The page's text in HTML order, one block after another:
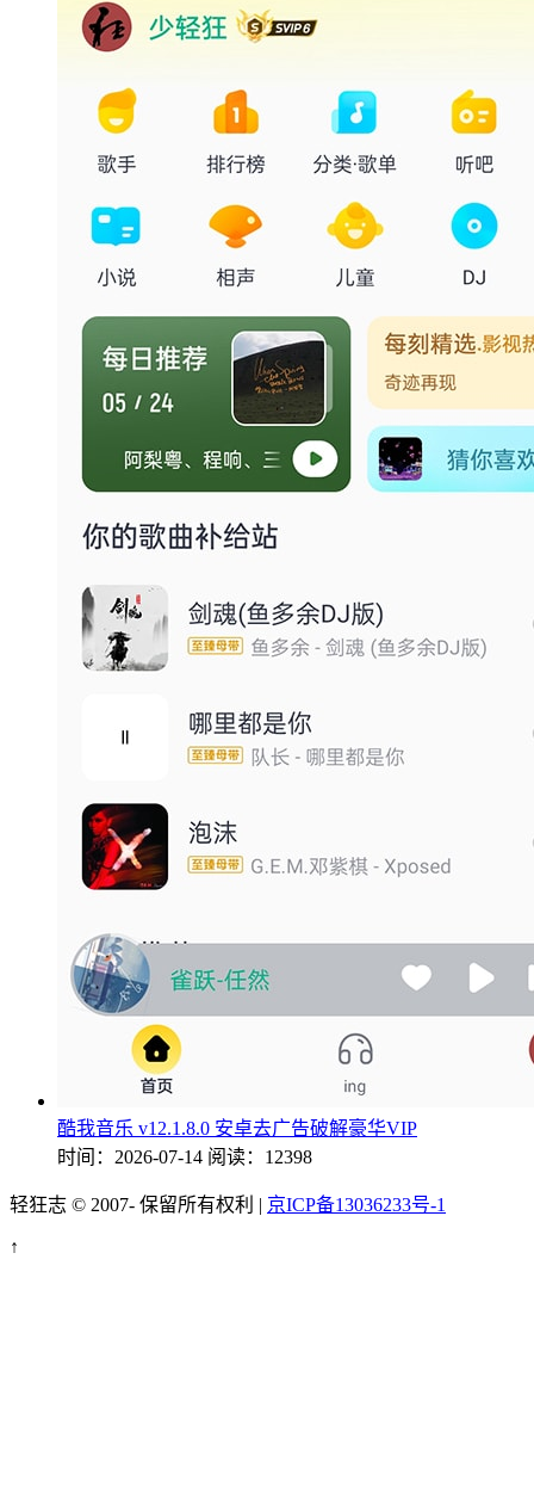
酷我音乐 v12.1.8.0 安卓去广告破解豪华VIP
时间：2026-07-14 阅读：12398
轻狂志 © 2007- 保留所有权利 | 京ICP备13036233号-1
↑